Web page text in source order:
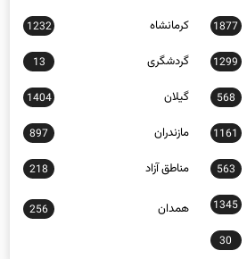
1877 کرمانشاه 1232
1299 گردشگری 13
568 گیلان 1404
1161 مازندران 897
563 مناطق آزاد 218
1345 همدان 256
30